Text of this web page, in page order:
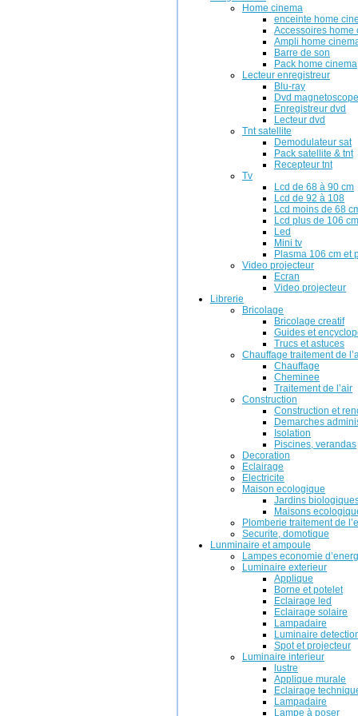
Home cinema
enceinte home
Accessoires home
Ampli home
Barre de son
Pack home cinema
Lecteur enregistreur
Blu-ray
Dvd magnetoscope
Enregistreur dvd
Lecteur dvd
Tnt satellite
Demodulateur sat
Pack satellite & tnt
Recepteur tnt
Tv
Lcd de 68 à 90 cm
Lcd de 92 à 108
Lcd moins de 68
Lcd plus de 106 cm
Led
Mini tv
Plasma 106 cm et
Video projecteur
Ecran
Video projecteur
Librerie
Bricolage
Bricolage creatif
Guides et
Trucs et astuces
Chauffage traitement de
Chauffage
Cheminee
Traitement de l’air
Construction
Construction et
Demarches
Isolation
Piscines, verandas
Decoration
Eclairage
Electricite
Maison ecologique
Jardins
Maisons
Plomberie traitement de
Securite, domotique
Lunminaire et ampoule
Lampes economie
Luminaire exterieur
Applique
Borne et potelet
Eclairage led
Eclairage solaire
Lampadaire
Luminaire
Spot et projecteur
Luminaire interieur
lustre
Applique murale
Eclairage
Lampadaire
Lampe à poser